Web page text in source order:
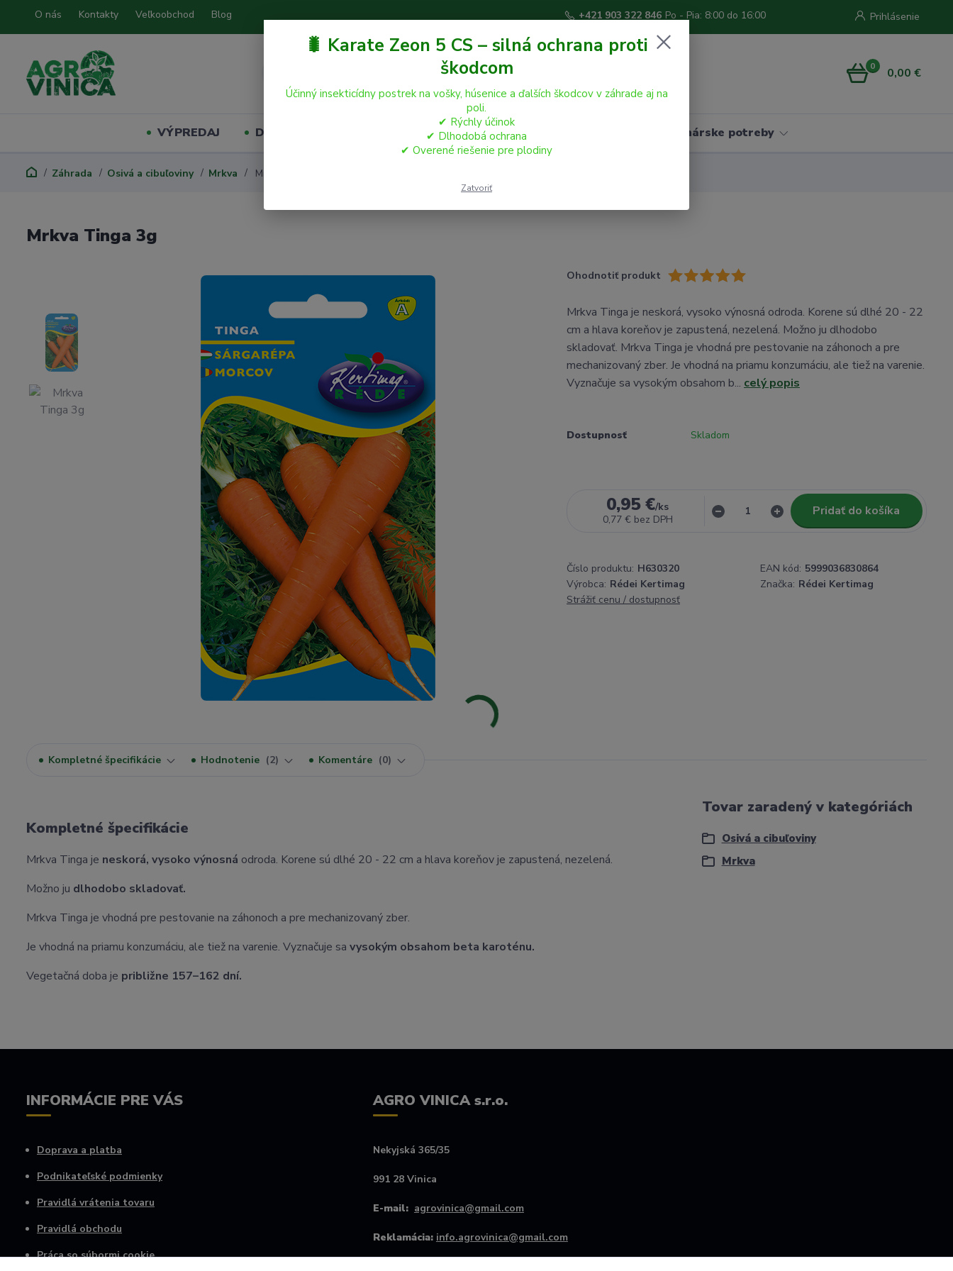
O nás Kontakty Veľkoobchod Blog Prihlásenie
+421 903 322 846 Po - Pia: 8:00 do 16:00
0 0,00 €
VÝPREDAJ Domáci miláčikovia Hospodárske zvieratá Vinárske potreby
Záhrada Osivá a cibuľoviny Mrkva Mrkva Tinga 3g
Mrkva Tinga 3g
Ohodnotiť produkt
Mrkva Tinga je neskorá, vysoko výnosná odroda. Korene sú dlhé 20 - 22
cm a hlava koreňov je zapustená, nezelená. Možno ju dlhodobo
skladovať. Mrkva Tinga je vhodná pre pestovanie na záhonoch a pre
mechanizovaný zber. Je vhodná na priamu konzumáciu, ale tiež na varenie.
Vyznačuje sa vysokým obsahom b... celý popis
Dostupnosť Skladom
0,95 €/ks
0,77 € bez DPH
Pridať do košíka
Číslo produktu: H630320 EAN kód: 5999036830864
Výrobca: Rédei Kertimag Značka: Rédei Kertimag
Strážiť cenu / dostupnosť
Kompletné špecifikácie Hodnotenie 2 Komentáre 0
Kompletné špecifikácie
Mrkva Tinga je neskorá, vysoko výnosná odroda. Korene sú dlhé 20 - 22 cm a hlava koreňov je zapustená, nezelená.
Možno ju dlhodobo skladovať.
Mrkva Tinga je vhodná pre pestovanie na záhonoch a pre mechanizovaný zber.
Je vhodná na priamu konzumáciu, ale tiež na varenie. Vyznačuje sa vysokým obsahom beta karoténu.
Vegetačná doba je približne 157–162 dní.
Tovar zaradený v kategóriách
Osivá a cibuľoviny
Mrkva
INFORMÁCIE PRE VÁS
Doprava a platba
Podnikateľské podmienky
Pravidlá vrátenia tovaru
Pravidlá obchodu
Práca so súbormi cookie
AGRO VINICA s.r.o.
Nekyjská 365/35
991 28 Vinica
E-mail: agrovinica@gmail.com
Reklamácia: info.agrovinica@gmail.com
🐛 Karate Zeon 5 CS – silná ochrana proti
škodcom
Účinný insekticídny postrek na vošky, húsenice a ďalších škodcov v záhrade aj na
poli.
✔ Rýchly účinok
✔ Dlhodobá ochrana
✔ Overené riešenie pre plodiny
Zatvoriť